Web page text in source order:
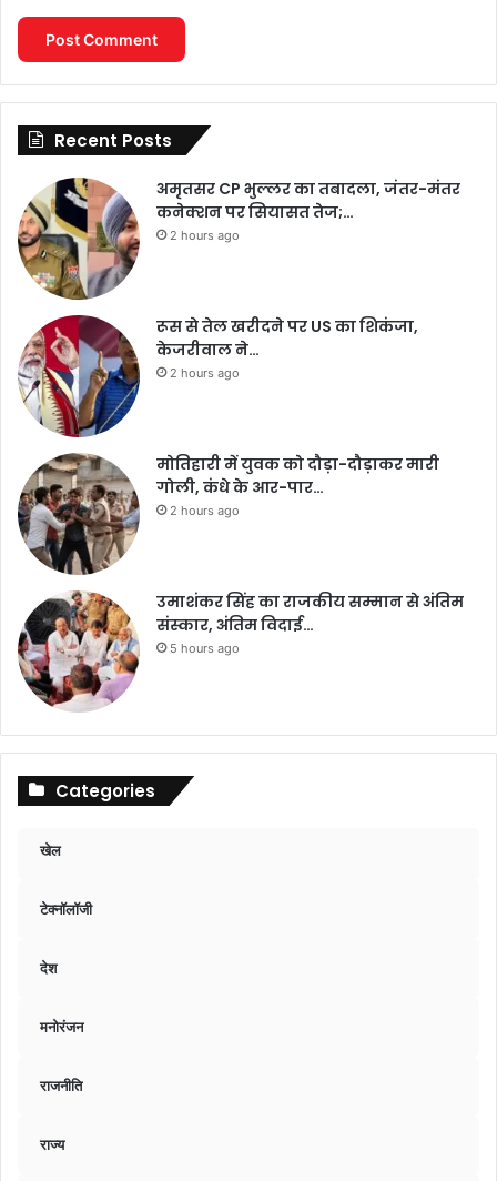
Recent Posts
अमृतसर CP भुल्लर का तबादला, जंतर-मंतर
कनेक्शन पर सियासत तेज;…
2 hours ago
रूस से तेल खरीदने पर US का शिकंजा,
केजरीवाल ने…
2 hours ago
मोतिहारी में युवक को दौड़ा-दौड़ाकर मारी
गोली, कंधे के आर-पार…
2 hours ago
उमाशंकर सिंह का राजकीय सम्मान से अंतिम
संस्कार, अंतिम विदाई…
5 hours ago
Categories
खेल
टेक्नॉलॉजी
देश
मनोरंजन
राजनीति
राज्य